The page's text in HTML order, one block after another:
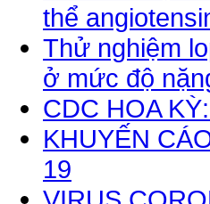
thể
Thử nghiệm
ở mức độ
CDC HOA
KHUYẾN
19